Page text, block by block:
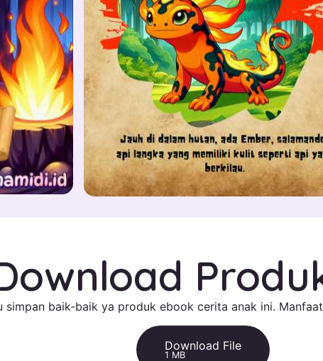
simpan baik-baik ya produk ebook cerita anak ini.
Download File
1 MB